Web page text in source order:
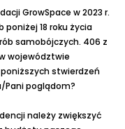
GrowSpace w 2023 r.
poniżej 18 roku życia
samobójczych. 406 z
województwie
stwierdzeń
Pani poglądom?
należy zwiększyć